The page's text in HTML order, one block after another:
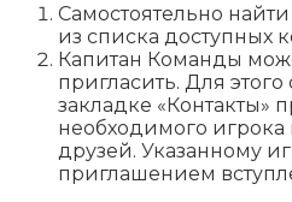
Самостоятельно
из списка доступных
Капитан Команды
пригласить. Для
закладке «Контакты»
необходимого игрока
друзей. Указанному
приглашением